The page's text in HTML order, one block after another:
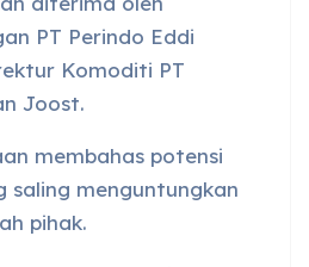
PT Perindo Eddi
Komoditi PT
Joost.
membahas potensi
saling menguntungkan
pihak.